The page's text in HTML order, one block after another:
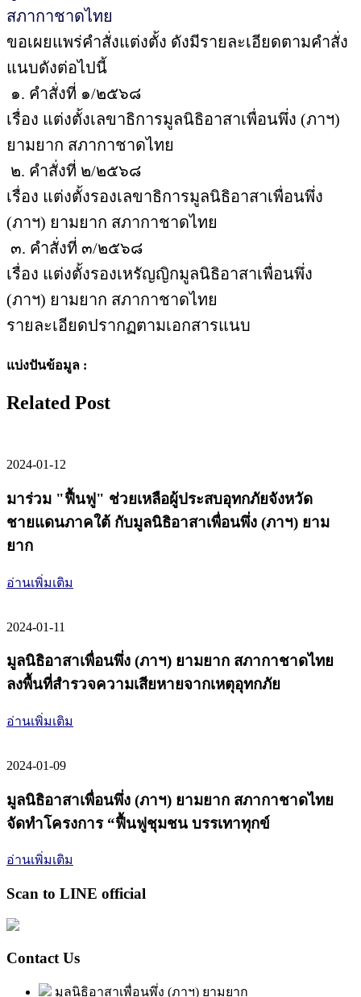
สภากาชาดไทย
ขอเผยแพร่คำสั่งแต่งตั้ง ดังมีรายละเอียดตามคำสั่ง
แนบดังต่อไปนี้
๑. คำสั่งที่ ๑/๒๕๖๘
เรื่อง แต่งตั้งเลขาธิการมูลนิธิอาสาเพื่อนพึ่ง (ภาฯ)
ยามยาก สภากาชาดไทย
๒. คำสั่งที่ ๒/๒๕๖๘
เรื่อง แต่งตั้งรองเลขาธิการมูลนิธิอาสาเพื่อนพึ่ง
(ภาฯ) ยามยาก สภากาชาดไทย
๓. คำสั่งที่ ๓/๒๕๖๘
เรื่อง แต่งตั้งรองเหรัญญิกมูลนิธิอาสาเพื่อนพึ่ง
(ภาฯ) ยามยาก สภากาชาดไทย
รายละเอียดปรากฏตามเอกสารแนบ
แบ่งปันข้อมูล :
Related Post
2024-01-12
มาร่วม "ฟื้นฟู" ช่วยเหลือผู้ประสบอุทกภัยจังหวัด
ชายแดนภาคใต้ กับมูลนิธิอาสาเพื่อนพึ่ง (ภาฯ) ยาม
ยาก
อ่านเพิ่มเติม
2024-01-11
มูลนิธิอาสาเพื่อนพึ่ง (ภาฯ) ยามยาก สภากาชาดไทย
ลงพื้นที่สำรวจความเสียหายจากเหตุอุทกภัย
อ่านเพิ่มเติม
2024-01-09
มูลนิธิอาสาเพื่อนพึ่ง (ภาฯ) ยามยาก สภากาชาดไทย
จัดทำโครงการ “ฟื้นฟูชุมชน บรรเทาทุกข์
อ่านเพิ่มเติม
Scan to LINE official
Contact Us
มูลนิธิอาสาเพื่อนพึ่ง (ภาฯ) ยามยาก